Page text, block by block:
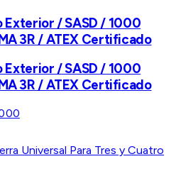
/ SASD / 1000
3R / ATEX Certificado
/ SASD / 1000
3R / ATEX Certificado